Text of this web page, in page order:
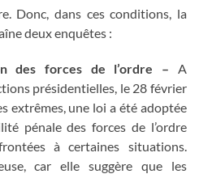
Donc, dans ces conditions, la
deux enquêtes :
des forces de l’ordre – A
présidentielles, le 28 février
extrêmes, une loi a été adoptée
pénale des forces de l’ordre
à certaines situations.
car elle suggère que les